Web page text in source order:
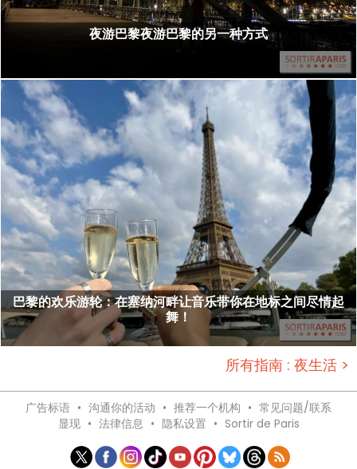
夜游巴黎夜游巴黎的另一种方式
巴黎的欢乐游轮：在塞纳河畔让音乐带你在地标之间尽情起
舞！
所有指南 : 夜生活 >
广告标语 • 沟通你的活动 • 推荐一个机构 • 常见问题/联系
显现 • 法律信息 • 隐私设置 • Sortir de Paris